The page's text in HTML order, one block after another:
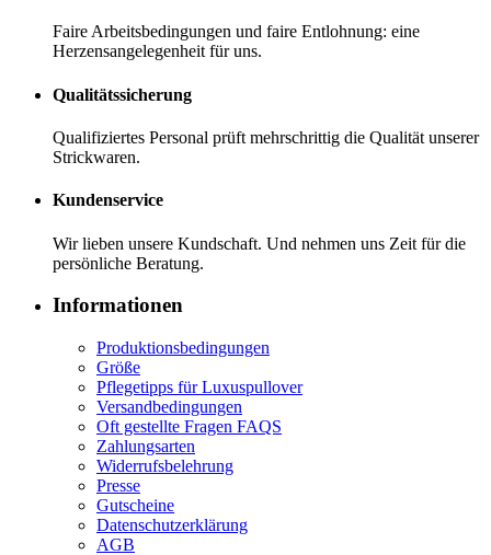
Faire Arbeitsbedingungen und faire Entlohnung: eine
Herzensangelegenheit für uns.
Qualitätssicherung
Qualifiziertes Personal prüft mehrschrittig die Qualität unserer
Strickwaren.
Kundenservice
Wir lieben unsere Kundschaft. Und nehmen uns Zeit für die
persönliche Beratung.
Informationen
Produktionsbedingungen
Größe
Pflegetipps für Luxuspullover
Versandbedingungen
Oft gestellte Fragen FAQS
Zahlungsarten
Widerrufsbelehrung
Presse
Gutscheine
Datenschutzerklärung
AGB